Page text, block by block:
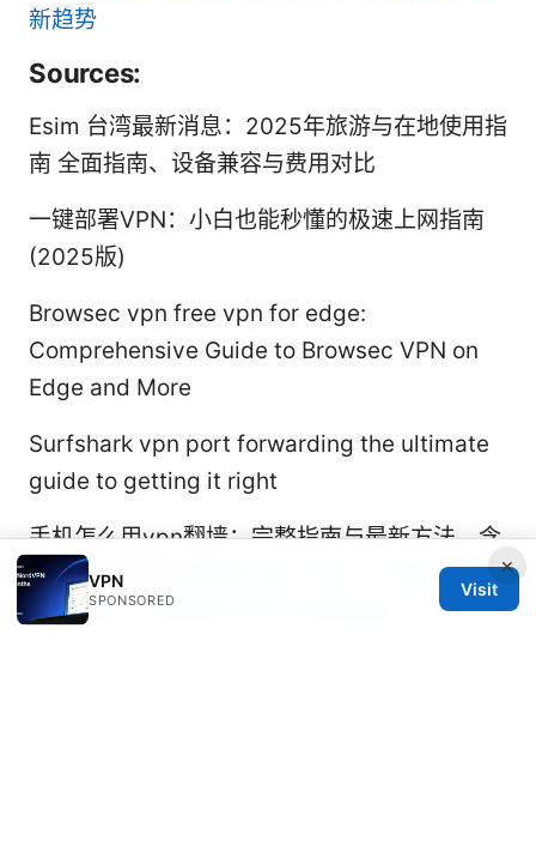
新趋势
Sources:
Esim 台湾最新消息：2025年旅游与在地使用指
南 全面指南、设备兼容与费用对比
一键部署VPN：小白也能秒懂的极速上网指南
(2025版)
Browsec vpn free vpn for edge:
Comprehensive Guide to Browsec VPN on
Edge and More
Surfshark vpn port forwarding the ultimate
guide to getting it right
手机怎么用vpn翻墙：完整指南与最新方法，含
隐私与测速要点
翻墙工具：VPN、代理与安全
实操指南，全面提升你的上网自由度
×
VPN
SPONSORED
Visit